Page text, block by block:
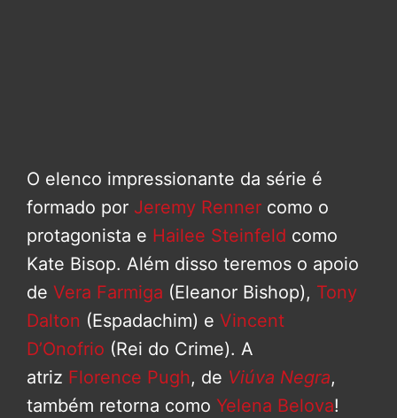
O elenco impressionante da série é
formado por Jeremy Renner como o
protagonista e Hailee Steinfeld como
Kate Bisop. Além disso teremos o apoio
de Vera Farmiga (Eleanor Bishop), Tony
Dalton (Espadachim) e Vincent
D’Onofrio (Rei do Crime). A
atriz Florence Pugh, de Viúva Negra,
também retorna como Yelena Belova!